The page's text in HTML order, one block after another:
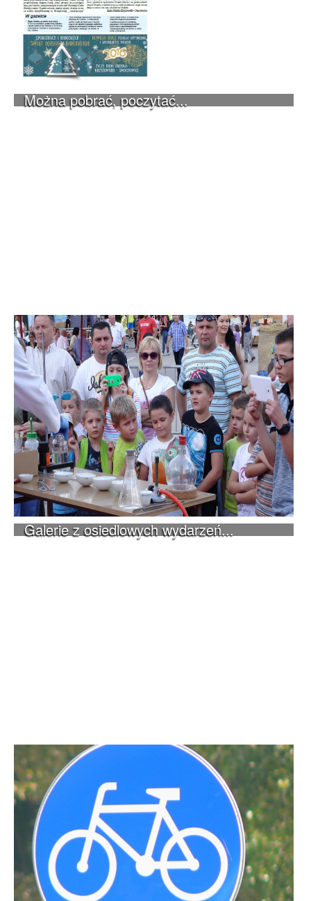
Można pobrać, poczytać...
Galerie z osiedlowych wydarzeń...